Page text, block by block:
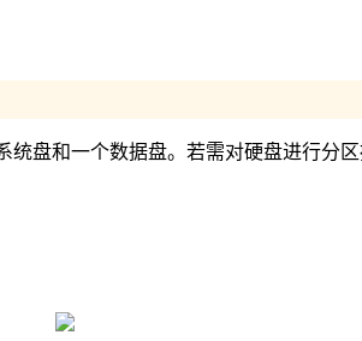
统盘和一个数据盘。若需对硬盘进行分